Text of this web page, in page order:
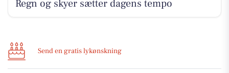
Regn og skyer sætter dagens tempo
Send en gratis lykønskning